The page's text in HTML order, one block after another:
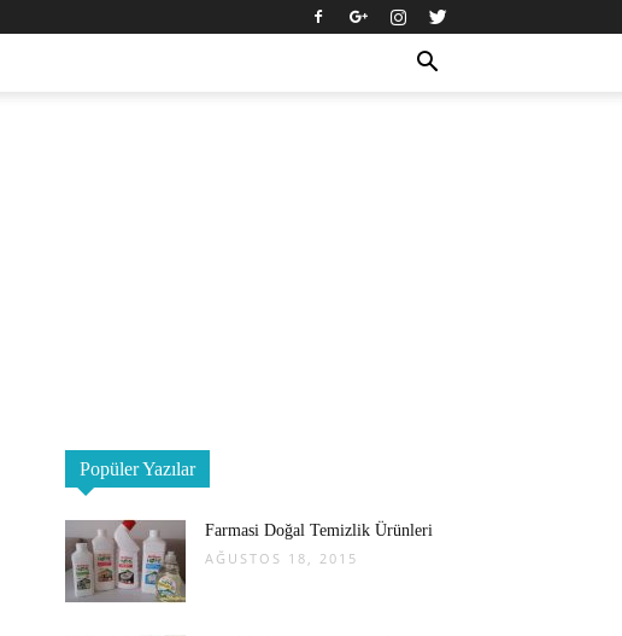
Popüler Yazılar
Farmasi Doğal Temizlik Ürünleri
AĞUSTOS 18, 2015